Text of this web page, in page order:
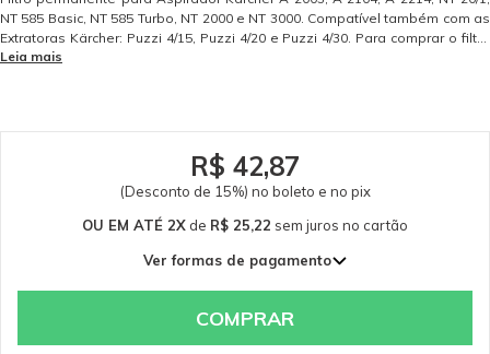
NT 585 Basic, NT 585 Turbo, NT 2000 e NT 3000. Compatível também com as
Extratoras Kärcher: Puzzi 4/15, Puzzi 4/20 e Puzzi 4/30. Para comprar o filtro
compatível com a extratora Karcher SE 4001 clique aqui. Peça de reposição
Kärcher A 2003, A 2104, A 2214, NT 20/1, NT 585, NT 2000 e NT 3000. Garantia
Leia mais
R$ 42,87
(Desconto de 15%) no boleto e no pix
OU EM ATÉ 2X de R$ 25,22 sem juros no cartão
Ver formas de pagamento
2x de R$ 25,22 sem juros
COMPRAR